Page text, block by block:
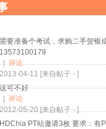
需要准备个考试，求购二手贺银
13573100179
|评论
2013-04-11 [来自帖子 - ]
这可不好
| 评论
2012-05-20 [来自帖子 - ]
HDChia PT站邀请3枚 要求：有